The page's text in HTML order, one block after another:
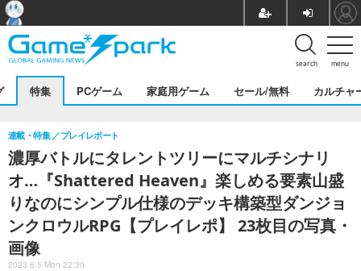
menu
search
特集 PCゲーム 家庭用ゲーム セール/無料 カルチャ
濃厚バトルにタレントツリーにマルチシナリ
オ…『Shattered Heaven』楽しめる要素山盛
りなのにシンプル仕様のデッキ構築型ダンジョ
ンクロウルRPG【プレイレポ】 23枚目の写真・
画像
連載・特集 プレイレポート
2023.6.5 Mon 22:30